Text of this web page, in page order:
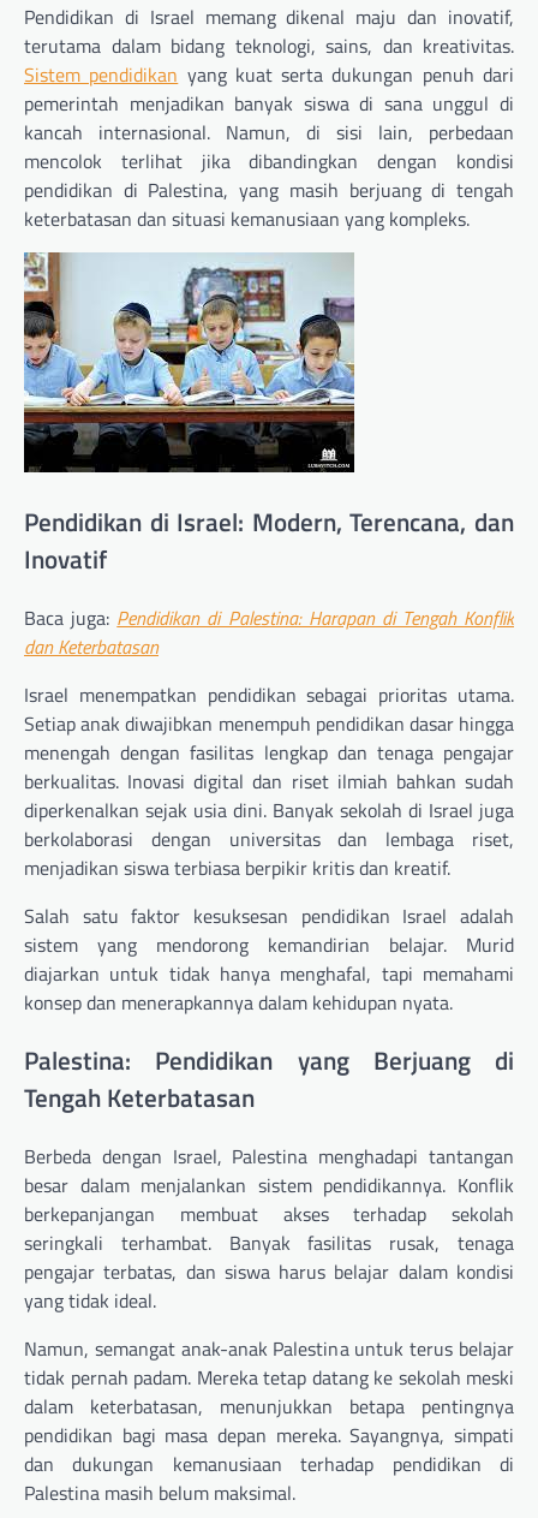
Pendidikan di Israel memang dikenal maju dan inovatif,
terutama dalam bidang teknologi, sains, dan kreativitas.
Sistem pendidikan yang kuat serta dukungan penuh dari
pemerintah menjadikan banyak siswa di sana unggul di
kancah internasional. Namun, di sisi lain, perbedaan
mencolok terlihat jika dibandingkan dengan kondisi
pendidikan di Palestina, yang masih berjuang di tengah
keterbatasan dan situasi kemanusiaan yang kompleks.
Pendidikan di Israel: Modern, Terencana, dan
Inovatif
Baca juga: Pendidikan di Palestina: Harapan di Tengah Konflik
dan Keterbatasan
Israel menempatkan pendidikan sebagai prioritas utama.
Setiap anak diwajibkan menempuh pendidikan dasar hingga
menengah dengan fasilitas lengkap dan tenaga pengajar
berkualitas. Inovasi digital dan riset ilmiah bahkan sudah
diperkenalkan sejak usia dini. Banyak sekolah di Israel juga
berkolaborasi dengan universitas dan lembaga riset,
menjadikan siswa terbiasa berpikir kritis dan kreatif.
Salah satu faktor kesuksesan pendidikan Israel adalah
sistem yang mendorong kemandirian belajar. Murid
diajarkan untuk tidak hanya menghafal, tapi memahami
konsep dan menerapkannya dalam kehidupan nyata.
Palestina: Pendidikan yang Berjuang di
Tengah Keterbatasan
Berbeda dengan Israel, Palestina menghadapi tantangan
besar dalam menjalankan sistem pendidikannya. Konflik
berkepanjangan membuat akses terhadap sekolah
seringkali terhambat. Banyak fasilitas rusak, tenaga
pengajar terbatas, dan siswa harus belajar dalam kondisi
yang tidak ideal.
Namun, semangat anak-anak Palestina untuk terus belajar
tidak pernah padam. Mereka tetap datang ke sekolah meski
dalam keterbatasan, menunjukkan betapa pentingnya
pendidikan bagi masa depan mereka. Sayangnya, simpati
dan dukungan kemanusiaan terhadap pendidikan di
Palestina masih belum maksimal.